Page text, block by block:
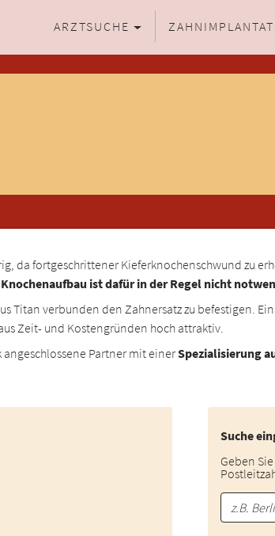
ARZTSUCHE
da fortgeschrittener Kieferknochenschwund zu
ist dafür in der Regel nicht
Titan verbunden den Zahnersatz zu befestigen.
Zeit- und Kostengründen hoch attraktiv.
Partner mit einerSpezialisierung
Suche
Geben